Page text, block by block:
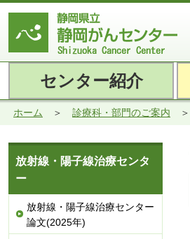
センター紹介
ホーム 診療科・部門のご案内
放射線・陽子線治療センタ
ー
放射線・陽子線治療センター
論文(2025年)